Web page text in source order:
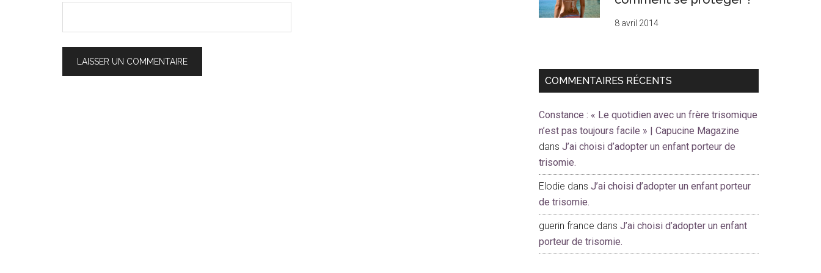
8 avril 2014
COMMENTAIRES RÉCENTS
Constance : « Le quotidien avec un frère trisomique
n’est pas toujours facile » | Capucine Magazine
dans J’ai choisi d’adopter un enfant porteur de
trisomie.
Elodie dans J’ai choisi d’adopter un enfant porteur
de trisomie.
guerin france dans J’ai choisi d’adopter un enfant
porteur de trisomie.